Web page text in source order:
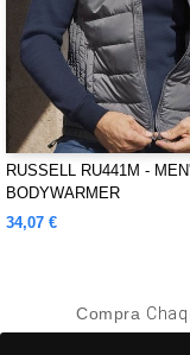
RUSSELL RU441M -
BODYWARMER
34,07 €
Compra